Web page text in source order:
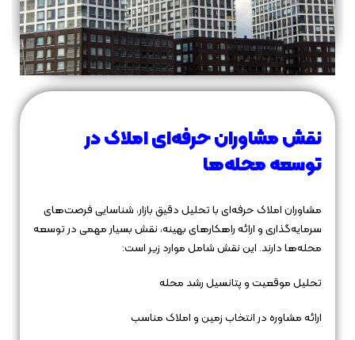
نقش مشاوران حرفه‌ای املاک در
توسعه محله‌ها
مشاوران املاک حرفه‌ای با تحلیل دقیق بازار، شناسایی فرصت‌های
سرمایه‌گذاری و ارائه راهکارهای بهینه، نقش بسیار مهمی در توسعه
محله‌ها دارند. این نقش شامل موارد زیر است:
تحلیل موقعیت و پتانسیل رشد محله
ارائه مشاوره در انتخاب زمین و املاک مناسب